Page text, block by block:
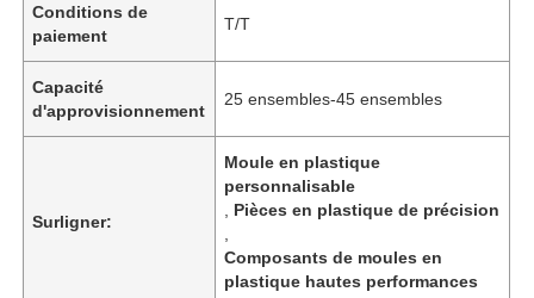
Conditions de
paiement
T/T
Capacité
d'approvisionnement
25 ensembles-45 ensembles
Surligner:
Moule en plastique
personnalisable
Pièces en plastique de précision
Composants de moules en
plastique hautes performances